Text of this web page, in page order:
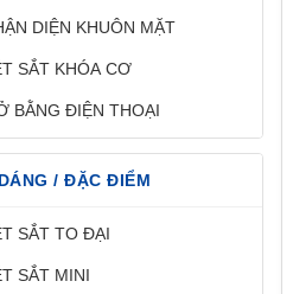
DIỆN KHUÔN MẶT
SẮT KHÓA CƠ
BẰNG ĐIỆN THOẠI
/ ĐẶC ĐIỂM
SẮT TO ĐẠI
SẮT MINI